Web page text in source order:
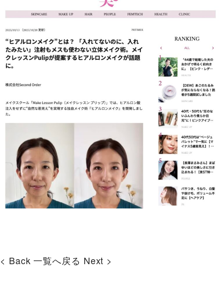
< Back 一覧へ戻る Next >